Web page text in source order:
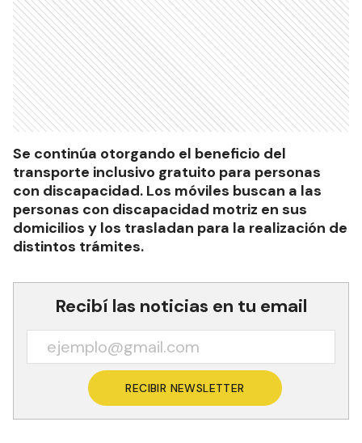
Se continúa otorgando el beneficio del
transporte inclusivo gratuito para personas
con discapacidad. Los móviles buscan a las
personas con discapacidad motriz en sus
domicilios y los trasladan para la realización de
distintos trámites.
Recibí las noticias en tu email
RECIBIR NEWSLETTER